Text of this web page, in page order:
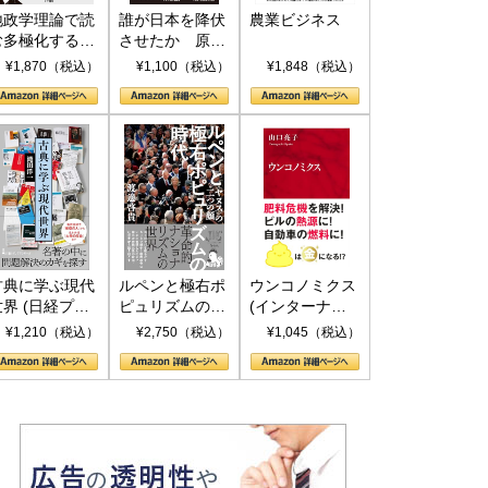
政学理論で読
多極化する世
トランプと
¥1,870（税込）
誰が日本を降伏
させたか 原爆
投下、ソ連参
(PHP新書)
¥1,100（税込）
農業ビジネス
¥1,848（税込）
典に学ぶ現代
界 (日経プレ
アシリーズ)
¥1,210（税込）
ルペンと極右ポ
ピュリズムの時
代：〈ヤヌス〉
¥2,750（税込）
ウンコノミクス
(インターナシ
ョナル新書)
¥1,045（税込）